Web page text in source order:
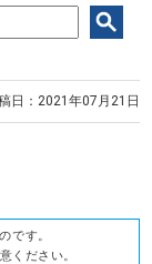
日：2021年07月21日
です。
ください。